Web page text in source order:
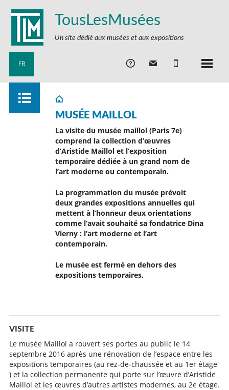
TousLesMusées
Un site dédié aux musées et aux expositions
FR
MUSÉE MAILLOL
La visite du musée maillol (Paris 7e)
comprend la collection d’œuvres
d’Aristide Maillol et l’exposition
temporaire dédiée à un grand nom de
l’art moderne ou contemporain.
La programmation du musée prévoit
deux grandes expositions annuelles qui
mettent à l’honneur deux orientations
comme l’avait souhaité sa fondatrice Dina
Vierny : l’art moderne et l’art
contemporain.
Le musée est fermé en dehors des
expositions temporaires.
VISITE
Le musée Maillol a rouvert ses portes au public le 14
septembre 2016 après une rénovation de l’espace entre les
expositions temporaires (au rez-de-chaussée et au 1er étage
) et la collection permanente qui porte sur l’œuvre d’Aristide
Maillol et les œuvres d’autres artistes modernes, au 2e étage.